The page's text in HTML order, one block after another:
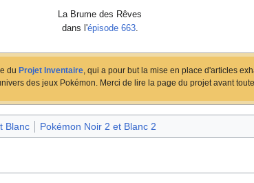
La Brume des Rêves
dans l'épisode 663.
du Projet Inventaire, qui a pour but la mise en place d'articles
des jeux Pokémon. Merci de lire la page du projet avant
Blanc Pokémon Noir 2 et Blanc 2